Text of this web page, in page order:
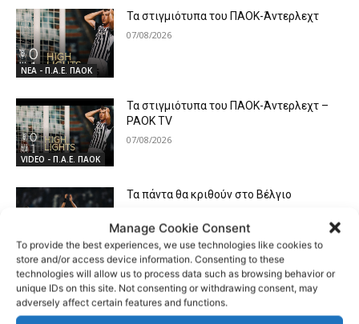
Manage Cookie Consent
To provide the best experiences, we use technologies like cookies to
store and/or access device information. Consenting to these
technologies will allow us to process data such as browsing behavior or
unique IDs on this site. Not consenting or withdrawing consent, may
adversely affect certain features and functions.
ΝΕΑ - Π.Α.Ε. ΠΑΟΚ
Τα στιγμιότυπα του ΠΑΟΚ-Άντερλεχτ
07/08/2026
VIDEO - Π.Α.Ε. ΠΑΟΚ
Τα στιγμιότυπα του ΠΑΟΚ-Άντερλεχτ –
PAOK TV
07/08/2026
ΝΕΑ - Π.Α.Ε. ΠΑΟΚ
Τα πάντα θα κριθούν στο Βέλγιο